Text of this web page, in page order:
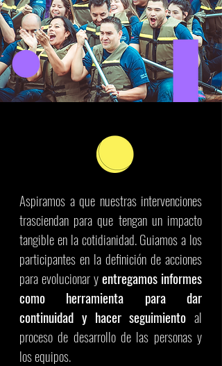
Aspiramos a que nuestras intervenciones
trasciendan para que tengan un impacto
tangible en la cotidianidad. Guiamos a los
participantes en la definición de acciones
para evolucionar yentregamos informes
como herramienta para dar
continuidad y hacer seguimiento al
proceso de desarrollo de las personas y
los equipos.